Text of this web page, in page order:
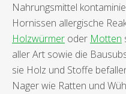
Nahrungsmittel
Hornissen allergische
Holzwürmer oder Motten
aller Art sowie die
sie Holz und Stoffe
Nager wie Ratten und